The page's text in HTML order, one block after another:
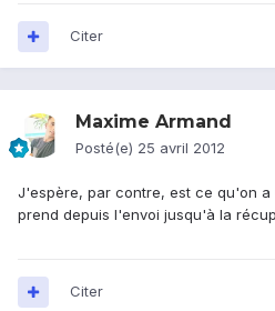
Citer
Maxime Armand
Posté(e) 25 avril 2012
J'espère, par contre, est ce qu'on a
prend depuis l'envoi jusqu'à la
Citer